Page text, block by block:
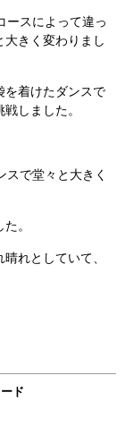
ースによって違っ
きく変わりまし
を着けたダンスで
しました。
で堂々と大きく
。
れとしていて、
ド